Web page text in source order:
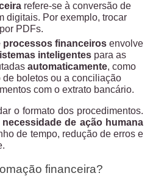
refere-se à conversão de
digitais. Por exemplo, trocar
PDFs.
processos financeiros envolve
inteligentes para as
automaticamente, como
boletos ou a conciliação
com o extrato bancário.
o formato dos procedimentos.
de ação humana
de tempo, redução de erros e
financeira?